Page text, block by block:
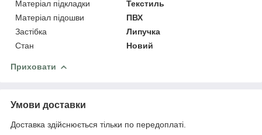
Матеріал підкладки
Текстиль
Матеріал підошви
ПВХ
Застібка
Липучка
Стан
Новий
Приховати
Умови доставки
Доставка здійснюється тільки по передоплаті.